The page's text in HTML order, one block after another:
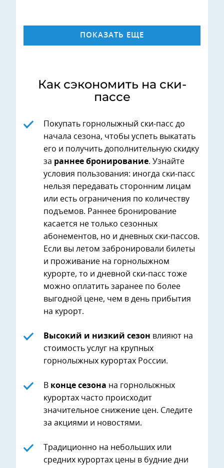
ПОКАЗАТЬ ЕЩЕ
Как сэкономить на ски-
пассе
Покупать горнолыжный ски-пасс до
начала сезона, чтобы успеть выкатать
его и получить дополнительную скидку
за раннее бронирование. Узнайте
условия пользования: иногда ски-пасс
нельзя передавать сторонним лицам
или есть ограничения по количеству
подъемов. Раннее бронирование
касается не только сезонных
абонементов, но и дневных ски-пассов.
Если вы летом забронировали билеты
и проживание на горнолыжном
курорте, то и дневной ски-пасс тоже
можно оплатить заранее по более
выгодной цене, чем в день прибытия
на курорт.
Высокий и низкий сезон влияют на
стоимость услуг на крупных
горнолыжных курортах России.
В конце сезона на горнолыжных
курортах часто происходит
значительное снижение цен. Следите
за акциями и новостями.
Традиционно на небольших или
средних курортах цены в будние дни